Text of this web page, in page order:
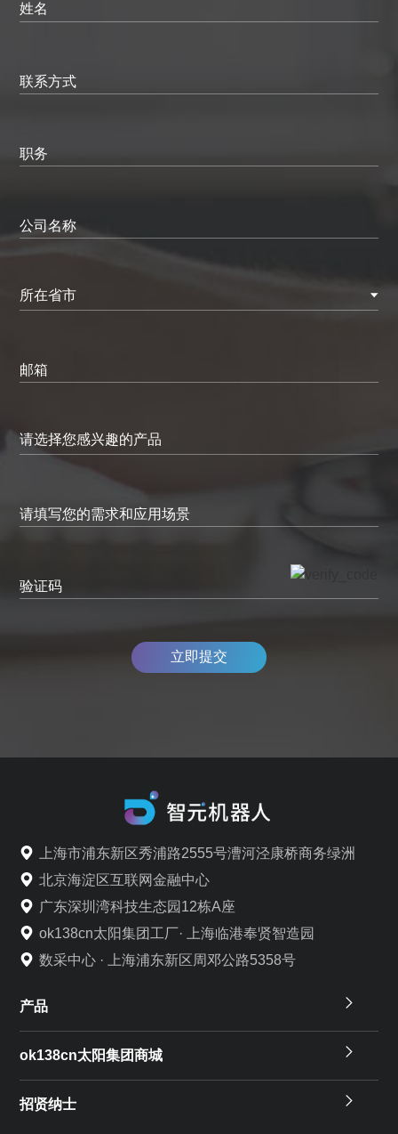
姓名
联系方式
职务
公司名称
所在省市
邮箱
请填写您的需求和应用场景
验证码
立即提交
上海市浦东新区秀浦路2555号漕河泾康桥商务绿洲
北京海淀区互联网金融中心
广东深圳湾科技生态园12栋A座
ok138cn太阳集团工厂· 上海临港奉贤智造园
数采中心 · 上海浦东新区周邓公路5358号
产品
ok138cn太阳集团商城
招贤纳士